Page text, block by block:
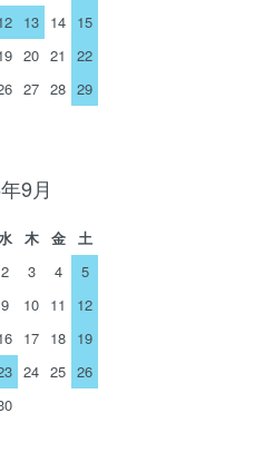
13 14 15
20 21
22
27 28 29
9月
木 金
土
2 3 4
5
9 10 11
12
17 18 19
24 25 26